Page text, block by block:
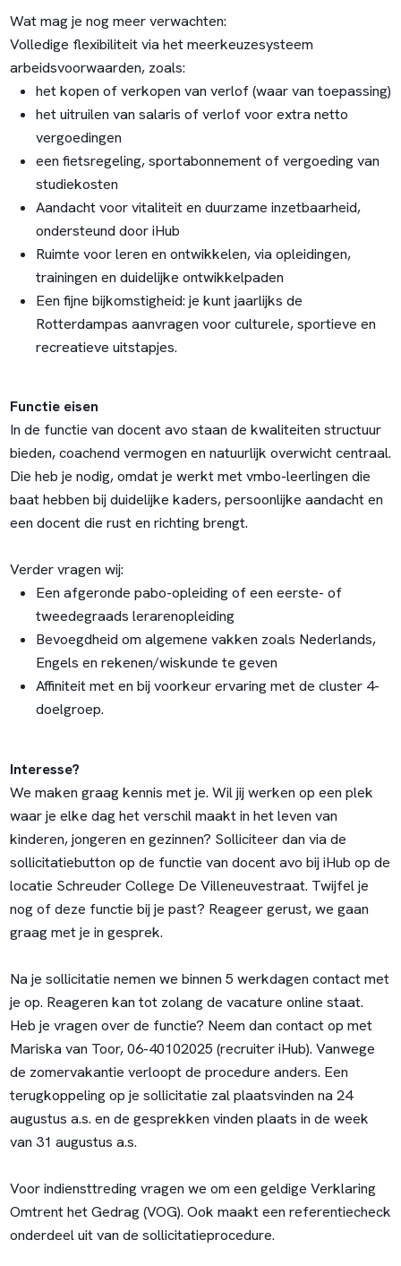
Wat mag je nog meer verwachten:
Volledige flexibiliteit via het meerkeuzesysteem
arbeidsvoorwaarden, zoals:
het kopen of verkopen van verlof (waar van toepassing)
het uitruilen van salaris of verlof voor extra netto
vergoedingen
een fietsregeling, sportabonnement of vergoeding van
studiekosten
Aandacht voor vitaliteit en duurzame inzetbaarheid,
ondersteund door iHub
Ruimte voor leren en ontwikkelen, via opleidingen,
trainingen en duidelijke ontwikkelpaden
Een fijne bijkomstigheid: je kunt jaarlijks de
Rotterdampas aanvragen voor culturele, sportieve en
recreatieve uitstapjes.
Functie eisen
In de functie van docent avo staan de kwaliteiten structuur
bieden, coachend vermogen en natuurlijk overwicht centraal.
Die heb je nodig, omdat je werkt met vmbo-leerlingen die
baat hebben bij duidelijke kaders, persoonlijke aandacht en
een docent die rust en richting brengt.
Verder vragen wij:
Een afgeronde pabo-opleiding of een eerste- of
tweedegraads lerarenopleiding
Bevoegdheid om algemene vakken zoals Nederlands,
Engels en rekenen/wiskunde te geven
Affiniteit met en bij voorkeur ervaring met de cluster 4-
doelgroep.
Interesse?
We maken graag kennis met je. Wil jij werken op een plek
waar je elke dag het verschil maakt in het leven van
kinderen, jongeren en gezinnen? Solliciteer dan via de
sollicitatiebutton op de functie van docent avo bij iHub op de
locatie Schreuder College De Villeneuvestraat. Twijfel je
nog of deze functie bij je past? Reageer gerust, we gaan
graag met je in gesprek.
Na je sollicitatie nemen we binnen 5 werkdagen contact met
je op. Reageren kan tot zolang de vacature online staat.
Heb je vragen over de functie? Neem dan contact op met
Mariska van Toor, 06-40102025 (recruiter iHub). Vanwege
de zomervakantie verloopt de procedure anders. Een
terugkoppeling op je sollicitatie zal plaatsvinden na 24
augustus a.s. en de gesprekken vinden plaats in de week
van 31 augustus a.s.
Voor indiensttreding vragen we om een geldige Verklaring
Omtrent het Gedrag (VOG). Ook maakt een referentiecheck
onderdeel uit van de sollicitatieprocedure.